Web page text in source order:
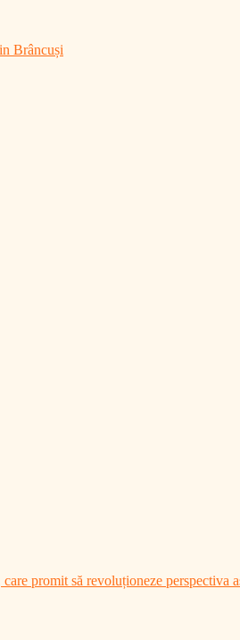
Brâncuși
promit să revoluționeze perspectiva